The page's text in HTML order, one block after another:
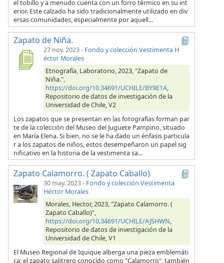
el tobillo y a menudo cuenta con un forro térmico en su int
erior. Este calzado ha sido tradicionalmente utilizado en div
ersas comunidades, especialmente por aquell...
Zapato de Niña.
27 nov. 2023- Fondo y colección Vestimenta H
éctor Morales
Etnografía, Laboratorio, 2023, "Zapato de
Niña.",
https://doi.org/10.34691/UCHILE/BY9E1A,
Repositorio de datos de investigación de la
Universidad de Chile, V2
Los zapatos que se presentan en las fotografías forman par
te de la colección del Museo del Juguete Pampino, situado
en María Elena. Si bien, no se le ha dado un énfasis particula
r a los zapatos de niños, estos desempeñaron un papel sig
nificativo en la historia de la vestimenta sa...
Zapato Calamorro. ( Zapato Caballo)
30 may. 2023- Fondo y colección Vestimenta
Héctor Morales
Morales, Hector, 2023, "Zapato Calamorro. (
Zapato Caballo)",
https://doi.org/10.34691/UCHILE/AJSHWN,
Repositorio de datos de investigación de la
Universidad de Chile, V1
El Museo Regional de Iquique alberga una pieza emblemáti
ca: el zapato salitrero conocido como "Calamorro", también